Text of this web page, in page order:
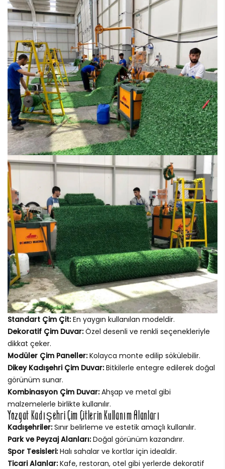
Standart Çim Çit:En yaygın kullanılan modeldir.
Dekoratif Çim Duvar:Özel desenli ve renkli seçenekleriyle
dikkat çeker.
Modüler Çim Paneller:Kolayca monte edilip sökülebilir.
Dikey Kadışehri Çim Duvar:Bitkilerle entegre edilerek doğal
görünüm sunar.
Kombinasyon Çim Duvar:Ahşap ve metal gibi
malzemelerle birlikte kullanılır.
Yozgat Kadışehri Çim Çitlerin Kullanım Alanları
Kadışehriler:Sınır belirleme ve estetik amaçlı kullanılır.
Park ve Peyzaj Alanları:Doğal görünüm kazandırır.
Spor Tesisleri:Halı sahalar ve kortlar için idealdir.
Ticari Alanlar:Kafe, restoran, otel gibi yerlerde dekoratif